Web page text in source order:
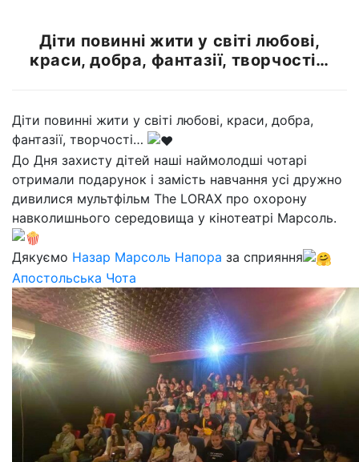
Діти повинні жити у світі любові,
краси, добра, фантазії, творчості…
Діти повинні жити у світі любові, краси, добра,
фантазії, творчості…
До Дня захисту дітей наші наймолодші чотарі
отримали подарунок і замість навчання усі дружно
дивилися мультфільм The LORAX про охорону
навколишнього середовища у кінотеатрі Марсоль.
Дякуємо Назар Марсоль Напора за сприяння
Апостольська Чота